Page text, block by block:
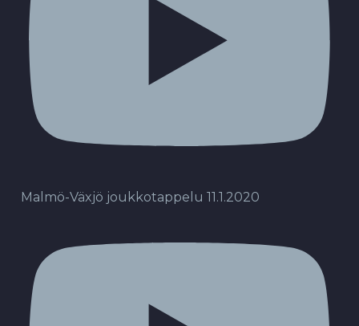
Malmö-Växjö joukkotappelu 11.1.2020